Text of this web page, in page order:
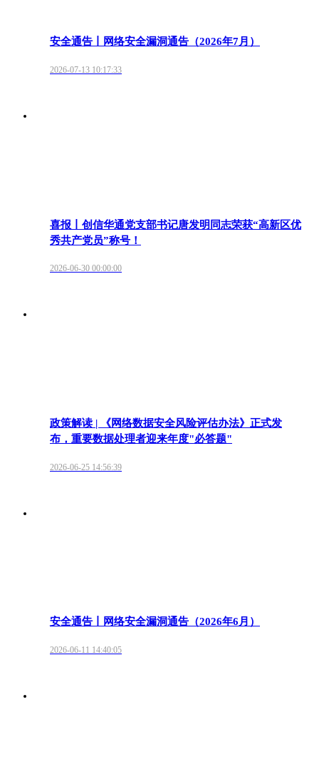
安全通告丨网络安全漏洞通告（2026年7月）
2026-07-13 10:17:33
喜报丨创信华通党支部书记唐发明同志荣获“高新区优
秀共产党员”称号！
2026-06-30 00:00:00
政策解读 | 《网络数据安全风险评估办法》正式发
布，重要数据处理者迎来年度"必答题"
2026-06-25 14:56:39
安全通告丨网络安全漏洞通告（2026年6月）
2026-06-11 14:40:05